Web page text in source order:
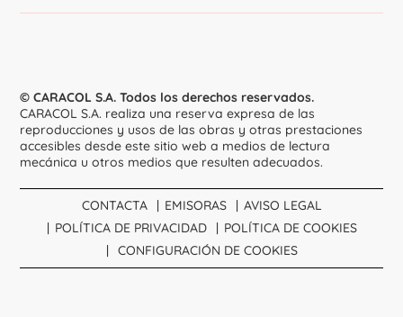
© CARACOL S.A. Todos los derechos reservados.
CARACOL S.A. realiza una reserva expresa de las
reproducciones y usos de las obras y otras prestaciones
accesibles desde este sitio web a medios de lectura
mecánica u otros medios que resulten adecuados.
CONTACTA EMISORAS
AVISO LEGAL
POLÍTICA DE PRIVACIDAD
POLÍTICA DE COOKIES
CONFIGURACIÓN DE COOKIES